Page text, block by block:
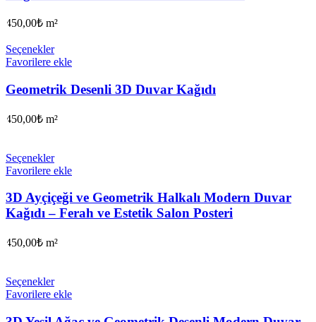
450,00₺ m²
Seçenekler
Favorilere ekle
Geometrik Desenli 3D Duvar Kağıdı
450,00₺ m²
Seçenekler
Favorilere ekle
3D Ayçiçeği ve Geometrik Halkalı Modern Duvar
Kağıdı – Ferah ve Estetik Salon Posteri
450,00₺ m²
Seçenekler
Favorilere ekle